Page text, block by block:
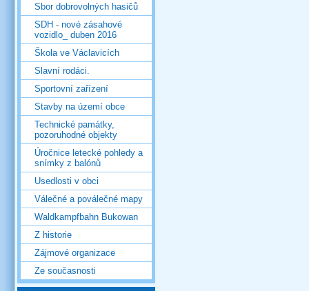
Sbor dobrovolných hasičů
SDH - nové zásahové
vozidlo_ duben 2016
Škola ve Václavicích
Slavní rodáci.
Sportovní zařízení
Stavby na území obce
Technické památky,
pozoruhodné objekty
Úročnice letecké pohledy a
snímky z balónů
Usedlosti v obci
Válečné a poválečné mapy
Waldkampfbahn Bukowan
Z historie
Zájmové organizace
Ze současnosti